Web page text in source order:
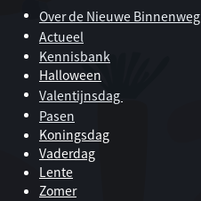
Over de Nieuwe Binnenweg
Actueel
Kennisbank
Halloween
Valentijnsdag
Pasen
Koningsdag
Vaderdag
Lente
Zomer